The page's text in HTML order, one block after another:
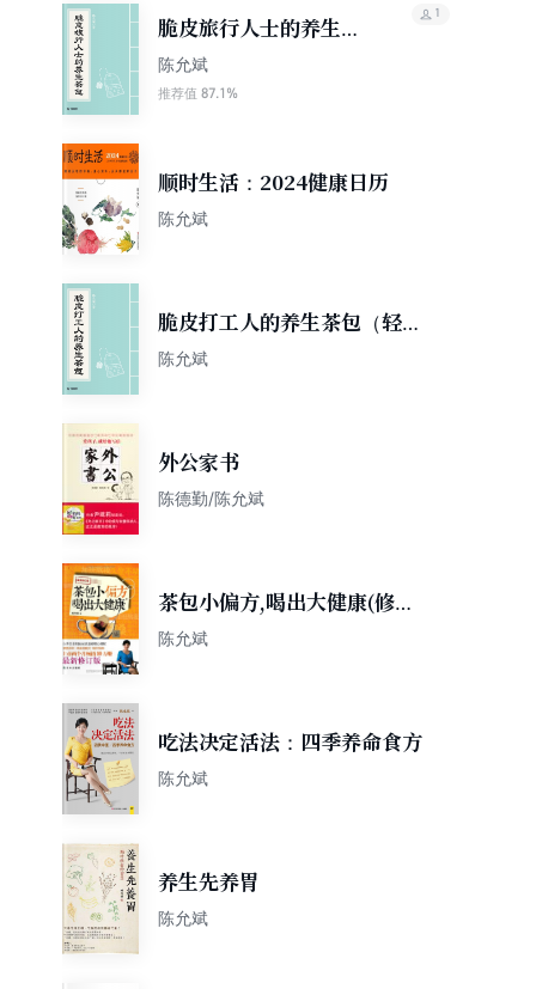
脆皮旅行人士的养生茶
包（轻养生）
陈允斌
推荐值 87.1%
1
顺时生活：2024健康日历
陈允斌
脆皮打工人的养生茶包（轻养
生）
陈允斌
外公家书
陈德勤/陈允斌
茶包小偏方,喝出大健康(修订
版)
陈允斌
吃法决定活法：四季养命食方
陈允斌
养生先养胃
陈允斌